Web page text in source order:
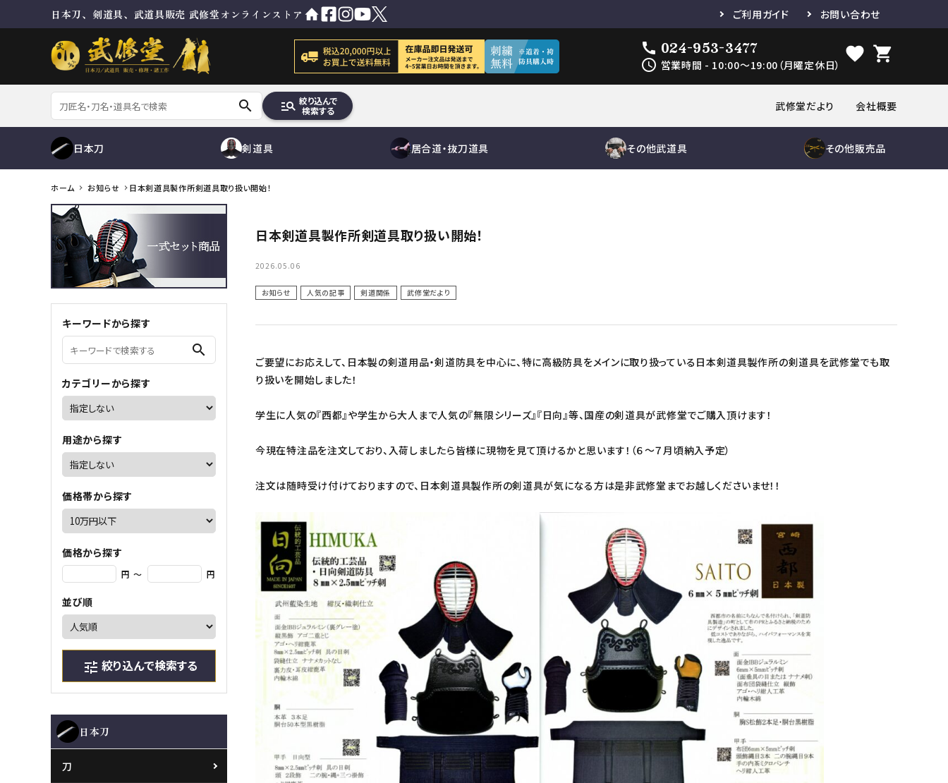
日本刀、剣道具、武道具販売 武修堂オンラインストア ご利用ガイド お問い合わせ
call 024-953-3477
schedule 営業時間 - 10:00～19:00（月曜定休日）
favorite shopping_cart
search manage_search 絞り込んで
検索する
武修堂だより 会社概要
日本刀
刀 短刀 その他刀身
目貫
その他金具 下緒 刀袋
鮫胴
修理及び諸工作
剣道具
防具セット 面単品 小手単品
ゼッケン
竹刀用品 木刀用品
防具袋
居合道・抜刀道具
居合刀（模擬
刀）
その他武道具 その他販売品
コンテンツ
ご利用ガイド
特定商取引法について
プライバシーポリシー
お問い合わせ
ホーム お知らせ 日本剣道具製作所剣道具取り扱い開始！
日本剣道具製作所剣道具取り扱い開始！
2026.05.06
お知らせ 人気の記事 剣道関係 武修堂だより
ご要望にお応えして、日本製の剣道用品・剣道防具を中心に、特に高級防具をメインに取り扱っている日本剣道具製作所の剣道具を武修堂でも取
り扱いを開始しました！
学生に人気の『西都』や学生から大人まで人気の『無限シリーズ』『日向』等、国産の剣道具が武修堂でご購入頂けます！
今現在特注品を注文しており、入荷しましたら皆様に現物を見て頂けるかと思います！（６～７月頃納入予定）
注文は随時受け付けておりますので、日本剣道具製作所の剣道具が気になる方は是非武修堂までお越しくださいませ！！
キーワードから探す
search
カテゴリーから探す
用途から探す
価格帯から探す
価格から探す
円 ～ 円
並び順
tune 絞り込んで検索する
日本刀
刀